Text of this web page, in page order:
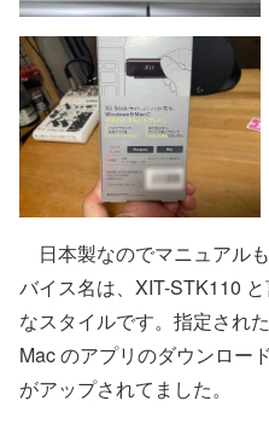
日本製なのでマニュアル
バイス名は、XIT-STK110
なスタイルです。指定され
Mac のアプリのダウンロー
がアップされてました。